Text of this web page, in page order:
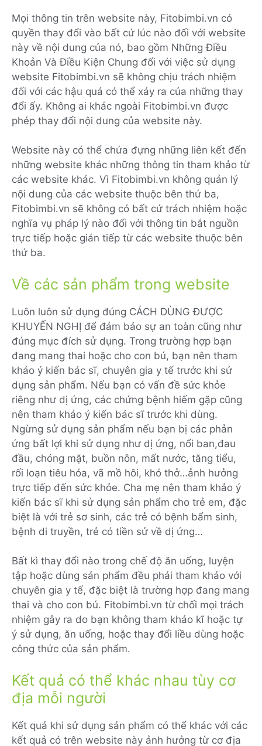
Mọi thông tin trên website này, Fitobimbi.vn có
quyền thay đổi vào bất cứ lúc nào đối với website
này về nội dung của nó, bao gồm Những Điều
Khoản Và Điều Kiện Chung đối với việc sử dụng
website Fitobimbi.vn sẽ không chịu trách nhiệm
đối với các hậu quả có thể xảy ra của những thay
đổi ấy. Không ai khác ngoài Fitobimbi.vn được
phép thay đổi nội dung của website này.
Website này có thể chứa đựng những liên kết đến
những website khác những thông tin tham khảo từ
các website khác. Vì Fitobimbi.vn không quản lý
nội dung của các website thuộc bên thứ ba,
Fitobimbi.vn sẽ không có bất cứ trách nhiệm hoặc
nghĩa vụ pháp lý nào đối với thông tin bắt nguồn
trực tiếp hoặc gián tiếp từ các website thuộc bên
thứ ba.
Về các sản phẩm trong website
Luôn luôn sử dụng đúng CÁCH DÙNG ĐƯỢC
KHUYẾN NGHỊ để đảm bảo sự an toàn cũng như
đúng mục đích sử dụng. Trong trường hợp bạn
đang mang thai hoặc cho con bú, bạn nên tham
khảo ý kiến bác sĩ, chuyên gia y tế trước khi sử
dụng sản phẩm. Nếu bạn có vấn đề sức khỏe
riêng như dị ứng, các chứng bệnh hiếm gặp cũng
nên tham khảo ý kiến bác sĩ trước khi dùng.
Ngừng sử dụng sản phẩm nếu bạn bị các phản
ứng bất lợi khi sử dụng như dị ứng, nổi ban,đau
đầu, chóng mặt, buồn nôn, mất nước, tăng tiểu,
rối loạn tiêu hóa, vã mồ hôi, khó thở…ảnh hưởng
trực tiếp đến sức khỏe. Cha mẹ nên tham khảo ý
kiến bác sĩ khi sử dụng sản phẩm cho trẻ em, đặc
biệt là với trẻ sơ sinh, các trẻ có bệnh bẩm sinh,
bệnh di truyền, trẻ có tiền sử về dị ứng…
Bất kì thay đổi nào trong chế độ ăn uống, luyện
tập hoặc dùng sản phẩm đều phải tham khảo với
chuyên gia y tế, đặc biệt là trường hợp đang mang
thai và cho con bú. Fitobimbi.vn từ chối mọi trách
nhiệm gây ra do bạn không tham khảo kĩ hoặc tự
ý sử dụng, ăn uống, hoặc thay đổi liều dùng hoặc
công thức của sản phẩm.
Kết quả có thể khác nhau tùy cơ
địa mỗi người
Kết quả khi sử dụng sản phẩm có thể khác với các
kết quả có trên website này ảnh hưởng từ cơ địa